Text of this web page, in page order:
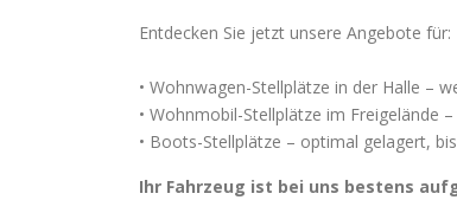
Entdecken Sie jetzt unsere Angebote für:
• Wohnwagen-Stellplätze in der Halle –
• Wohnmobil-Stellplätze im Freigelände
• Boots-Stellplätze – optimal gelagert,
Ihr Fahrzeug ist bei uns bestens